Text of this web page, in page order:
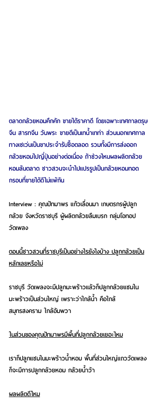
ตลาดกล้วยหอมคึกคัก ขายได้ราคาดี โดยเฉพาะเทศกาลตรุษ
จีน สารทจีน วันพระ ขายดีเป็นเทน้ำเทท่า ส่วนนอกเทศกาล
ทางเซเว่นเป็นขาประจำรับซื้อตลอด รวมทั้งมีการส่งออก
กล้วยหอมไปญี่ปุ่นอย่างต่อเนื่อง ถ้าช่วงไหนผลผลิตกล้วย
หอมล้นตลาด ชาวสวนจะนำไปแปรรูปเป็นกล้วยหอมทอด
กรอบที่ขายได้ดีไม่แพ้กัน
Interview : คุณปัทมาพร แก้วเลื่อนมา เกษตรกรผู้ปลูก
กล้วย จังหวัดราชบุรี ผู้ผลิตกล้วยลืมเบรก กลุ่มโอทอป
วัดเพลง
ตอนนี้ชาวสวนที่ราชบุรีเป็นอย่างไรยังไงบ้าง ปลูกกล้วยเป็น
หลักเลยหรือไม่
ราชบุรี วัดเพลงจะมีปลูกมะพร้าวแล้วก็ปลูกกล้วยแซมใน
มะพร้าวเป็นส่วนใหญ่ เพราะว่าใกล้น้ำ คือใกล้
สมุทรสงคราม ใกล้อัมพวา
ในส่วนของคุณปัทมาพรมีพื้นที่ปลูกกล้วยเยอะไหม
เราก็ปลูกแซมในมะพร้าวน้ำหอม พื้นที่ส่วนใหญ่แถววัดเพลง
ก็จะมีการปลูกกล้วยหอม กล้วยน้ำว้า
ผลผลิตดีไหม